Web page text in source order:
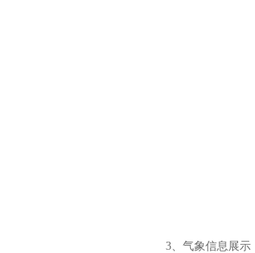
3、气象信息展示